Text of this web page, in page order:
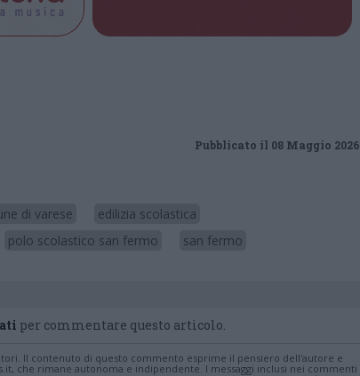
Pubblicato il 08 Maggio 2026
di varese
edilizia scolastica
polo scolastico san fermo
san fermo
per commentare questo articolo.
Il contenuto di questo commento esprime il pensiero dell'autore e
che rimane autonoma e indipendente. I messaggi inclusi nei commenti